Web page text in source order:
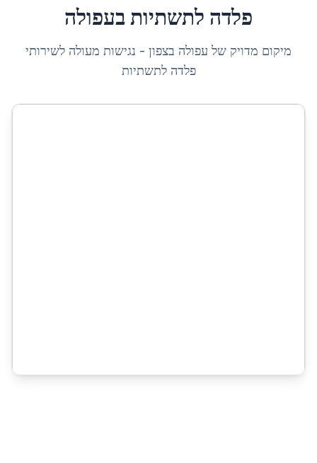
פלדה לתשתיות בעפולה
מיקום מדויק של עפולה בצפון - נגישות מעולה לשירותי
פלדה לתשתיות